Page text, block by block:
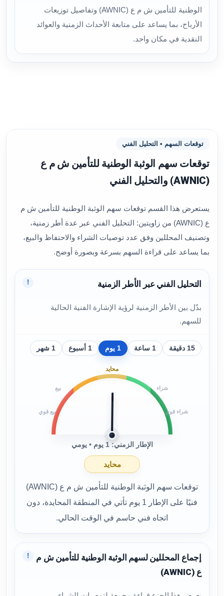
الوطنية للتأمين ش م ع (AWNIC) وتفاصيل توزيعات
الأرباح، بما يساعد على متابعة الأحداث الزمنية والعوائد
النقدية في مكان واحد.
توقعات السهم • التحليل الفني
توقعات سهم الوثبة الوطنية للتأمين ش م ع
(AWNIC) والتحليل الفني
يستعرض هذا القسم توقعات سهم الوثبة الوطنية للتأمين ش م
ع (AWNIC) من زاويتين: التحليل الفني عبر عدة أطر زمنية،
وتصنيف المحللين وفق عدد توصيات الشراء والاحتفاظ والبيع،
بما يساعد على قراءة السهم بسرعة وبصورة أوضح.
التحليل الفني عبر الأطر الزمنية
بدّل بين الأطر الزمنية لرؤية الإشارة الفنية الحالية
للسهم.
!
15 دقيقة 1 ساعة 1 يوم 1 أسبوع 1 شهر
بيع قوي
بيع
محايد
شراء
شراء قوي
الإطار الزمني: 1 يوم • يومي
محايد
توقعات سهم الوثبة الوطنية للتأمين ش م ع (AWNIC)
فنيًا على الإطار 1 يوم تأتي في المنطقة المحايدة، دون
اتجاه فني حاسم في الوقت الحالي.
إجماع المحللين لسهم الوثبة الوطنية للتأمين ش م
ع (AWNIC)
!